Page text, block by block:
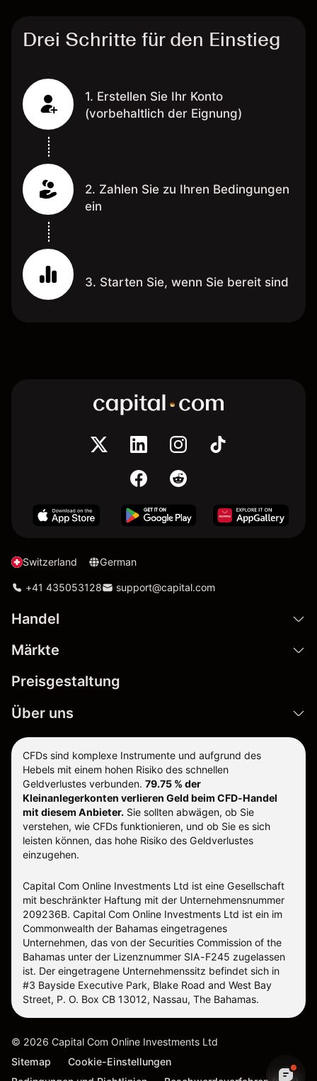
Drei Schritte für den Einstieg
1. Erstellen Sie Ihr Konto
(vorbehaltlich der Eignung)
2. Zahlen Sie zu Ihren Bedingungen
ein
3. Starten Sie, wenn Sie bereit sind
Switzerland German
+41 435053128 support@capital.com
Handel
Märkte
Preisgestaltung
Über uns
CFDs sind komplexe Instrumente und aufgrund des
Hebels mit einem hohen Risiko des schnellen
Geldverlustes verbunden. 79.75 % der
Kleinanlegerkonten verlieren Geld beim CFD-Handel
mit diesem Anbieter. Sie sollten abwägen, ob Sie
verstehen, wie CFDs funktionieren, und ob Sie es sich
leisten können, das hohe Risiko des Geldverlustes
einzugehen.
Capital Com Online Investments Ltd ist eine Gesellschaft
mit beschränkter Haftung mit der Unternehmensnummer
209236B. Capital Com Online Investments Ltd ist ein im
Commonwealth der Bahamas eingetragenes
Unternehmen, das von der Securities Commission of the
Bahamas unter der Lizenznummer SIA-F245 zugelassen
ist. Der eingetragene Unternehmenssitz befindet sich in
#3 Bayside Executive Park, Blake Road and West Bay
Street, P. O. Box CB 13012, Nassau, The Bahamas.
© 2026 Capital Com Online Investments Ltd
Sitemap
Cookie-Einstellungen